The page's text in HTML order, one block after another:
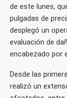
de este lunes,
pulgadas de
desplegó un
evaluación de
encabezado por
Desde las
realizó un